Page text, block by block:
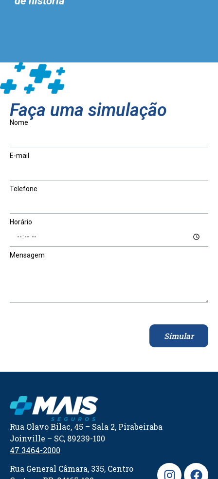
Faça uma simulação
Nome
E-mail
Telefone
Horário
Mensagem
Simular
Rua Olavo Bilac, 45 – Sala 2, Pirabeiraba
Joinville – SC, 89239-100
47 3464-2000
Rua General Câmara, 335, Centro